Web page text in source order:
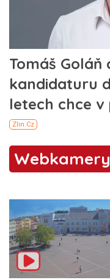
Webkamery